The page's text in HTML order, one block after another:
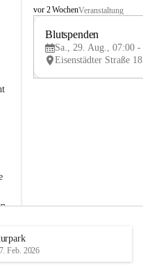
B
e
u
e
d
vor 2 WochenVeranstaltung
Blutspenden
Sa., 29. Aug., 07:00 -
Feb. 2026